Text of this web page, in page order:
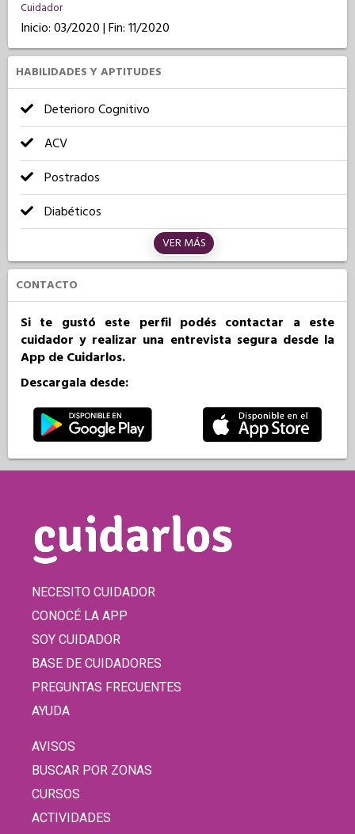
Cuidador
Inicio: 03/2020 | Fin: 11/2020
HABILIDADES Y APTITUDES
Deterioro Cognitivo
ACV
Postrados
Diabéticos
VER MÁS
CONTACTO
Si te gustó este perfil podés contactar a este
cuidador y realizar una entrevista segura desde la
App de Cuidarlos.
Descargala desde:
NECESITO CUIDADOR
CONOCÉ LA APP
SOY CUIDADOR
BASE DE CUIDADORES
PREGUNTAS FRECUENTES
AYUDA
AVISOS
BUSCAR POR ZONAS
CURSOS
ACTIVIDADES